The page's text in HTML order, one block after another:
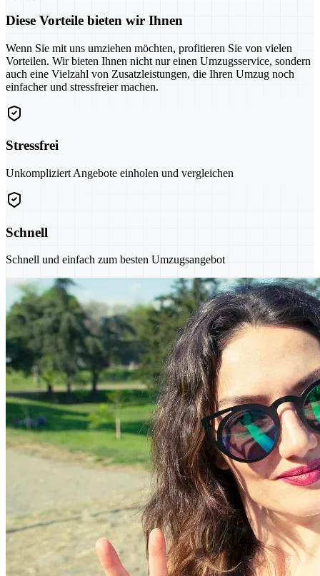
Diese Vorteile bieten wir Ihnen
Wenn Sie mit uns umziehen möchten, profitieren Sie von vielen
Vorteilen. Wir bieten Ihnen nicht nur einen Umzugsservice, sondern
auch eine Vielzahl von Zusatzleistungen, die Ihren Umzug noch
einfacher und stressfreier machen.
Stressfrei
Unkompliziert Angebote einholen und vergleichen
Schnell
Schnell und einfach zum besten Umzugsangebot